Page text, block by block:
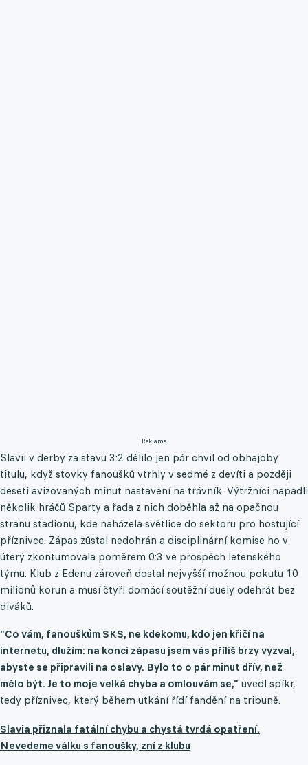
Reklama
Slavii v derby za stavu 3:2 dělilo jen pár chvil od obhajoby
titulu, když stovky fanoušků vtrhly v sedmé z devíti a později
deseti avizovaných minut nastavení na trávník. Výtržníci napadli
několik hráčů Sparty a řada z nich doběhla až na opačnou
stranu stadionu, kde naházela světlice do sektoru pro hostující
příznivce. Zápas zůstal nedohrán a disciplinární komise ho v
úterý zkontumovala poměrem 0:3 ve prospěch letenského
týmu. Klub z Edenu zároveň dostal nejvyšší možnou pokutu 10
milionů korun a musí čtyři domácí soutěžní duely odehrát bez
diváků.
"Co vám, fanouškům SKS, ne kdekomu, kdo jen křičí na
internetu, dlužím: na konci zápasu jsem vás příliš brzy vyzval,
abyste se připravili na oslavy. Bylo to o pár minut dřív, než
mělo být. Je to moje velká chyba a omlouvám se," uvedl spíkr,
tedy příznivec, který během utkání řídí fandění na tribuně.
Slavia přiznala fatální chybu a chystá tvrdá opatření.
Nevedeme válku s fanoušky, zní z klubu